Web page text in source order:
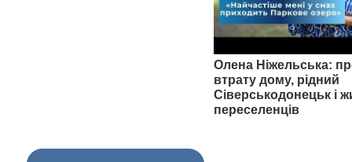
Олена Ніжельська:
втрату дому, рідний
Сіверськодонецьк і
переселенців